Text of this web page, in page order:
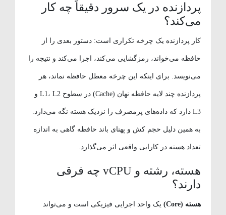
پردازنده در یک سرور دقیقاً چه کار
می‌کند؟
کار پردازنده یک چرخه تکراری است: دستور بعدی را از
حافظه می‌خواند، رمزگشایی می‌کند، اجرا می‌کند و نتیجه را
می‌نویسد. برای اینکه این چرخه معطل حافظه نماند، هر
پردازنده چند لایه حافظه نهان (Cache) در سطوح L1، L2 و
L3 دارد که داده‌های پرمصرف را نزدیک هسته نگه می‌دارد.
به همین دلیل حجم کش و پهنای باند حافظه گاهی به اندازه
تعداد هسته در کارایی واقعی اثر می‌گذارد.
هسته، رشته و vCPU چه فرقی
دارند؟
هسته (Core) یک واحد اجرایی فیزیکی است و می‌تواند